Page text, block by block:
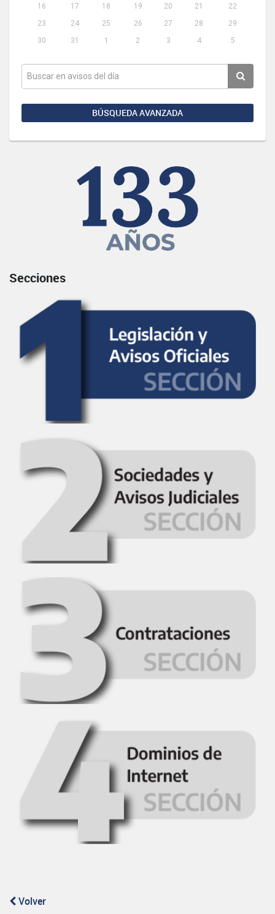
16
17 18 19 20 21
22
23
24 25 26 27 28
29
30
31 1 2 3 4 5
BÚSQUEDA AVANZADA
Secciones
Volver